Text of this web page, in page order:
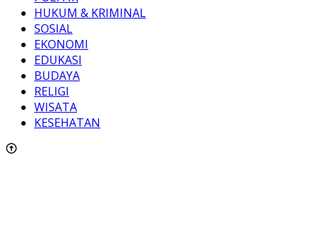
HUKUM & KRIMINAL
SOSIAL
EKONOMI
EDUKASI
BUDAYA
RELIGI
WISATA
KESEHATAN